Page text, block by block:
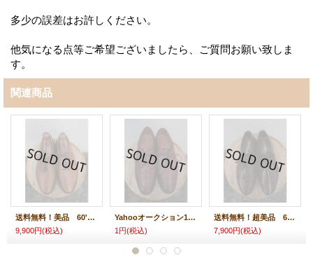
多少の誤差はお許しください。
他気になる点等ご希望ございましたら、ご質問お願い致しま
す。
関連商品
送料無料！美品 60's Hanover oxford SHOES ラバーソール シューズ
9,900円(税込)
Yahooオークション1円スタート出品中！！AllenEdmonds Bradley アレンエドモンズ ブラドレー Uチップ シューズ
1円(税込)
送料無料！超美品 60's 70's WINTHROP SHOES Uチップ ドレス シューズ
7,900円(税込)